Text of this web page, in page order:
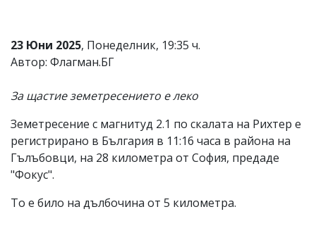
статиите
се
въвеждат
читателите
и
не
носи
отговорност
тях!
откриете
23 Юни 2025, Понеделник, 19:35 ч.
Автор: Флагман.БГ
За щастие земетресението е леко
Земетресение с магнитуд 2.1 по скалата на Рихтер е
регистрирано в България в 11:16 часа в района на
Гълъбовци, на 28 километра от София, предаде
"Фокус".
То е било на дълбочина от 5 километра.